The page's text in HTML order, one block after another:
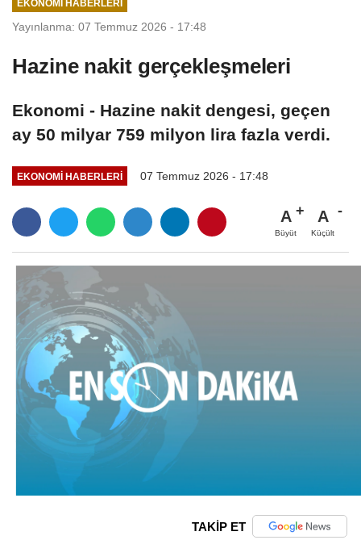
EKONOMI HABERLERI
Yayınlanma: 07 Temmuz 2026 - 17:48
Hazine nakit gerçekleşmeleri
Ekonomi - Hazine nakit dengesi, geçen
ay 50 milyar 759 milyon lira fazla verdi.
EKONOMI HABERLERI 07 Temmuz 2026 - 17:48
A
Büyüt
A
Küçült
TAKİP ET